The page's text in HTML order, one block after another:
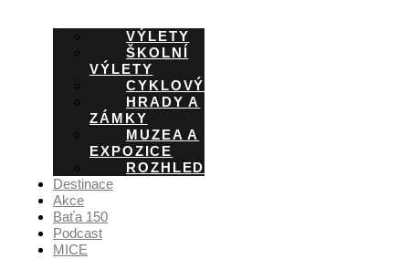
VÝLETY
ŠKOLNÍ
VÝLETY
CYKLOVÝLETY
HRADY A
ZÁMKY
MUZEA A
EXPOZICE
ROZHLEDNY
Destinace
Akce
Baťa 150
Podcast
MICE